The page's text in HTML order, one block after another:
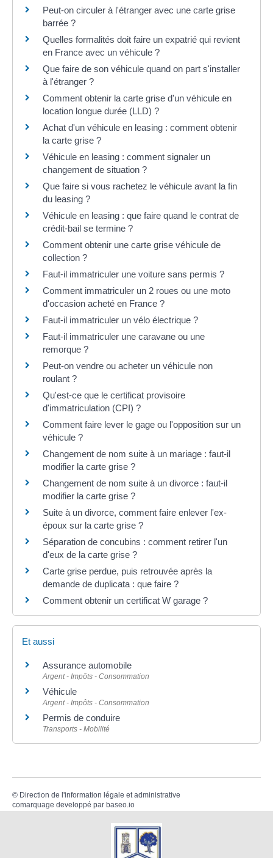
Peut-on circuler à l'étranger avec une carte grise
barrée ?
Quelles formalités doit faire un expatrié qui revient
en France avec un véhicule ?
Que faire de son véhicule quand on part s'installer
à l'étranger ?
Comment obtenir la carte grise d'un véhicule en
location longue durée (LLD) ?
Achat d'un véhicule en leasing : comment obtenir
la carte grise ?
Véhicule en leasing : comment signaler un
changement de situation ?
Que faire si vous rachetez le véhicule avant la fin
du leasing ?
Véhicule en leasing : que faire quand le contrat de
crédit-bail se termine ?
Comment obtenir une carte grise véhicule de
collection ?
Faut-il immatriculer une voiture sans permis ?
Comment immatriculer un 2 roues ou une moto
d'occasion acheté en France ?
Faut-il immatriculer un vélo électrique ?
Faut-il immatriculer une caravane ou une
remorque ?
Peut-on vendre ou acheter un véhicule non
roulant ?
Qu'est-ce que le certificat provisoire
d'immatriculation (CPI) ?
Comment faire lever le gage ou l'opposition sur un
véhicule ?
Changement de nom suite à un mariage : faut-il
modifier la carte grise ?
Changement de nom suite à un divorce : faut-il
modifier la carte grise ?
Suite à un divorce, comment faire enlever l'ex-
époux sur la carte grise ?
Séparation de concubins : comment retirer l'un
d'eux de la carte grise ?
Carte grise perdue, puis retrouvée après la
demande de duplicata : que faire ?
Comment obtenir un certificat W garage ?
Et aussi
Assurance automobile
Argent - Impôts - Consommation
Véhicule
Argent - Impôts - Consommation
Permis de conduire
Transports - Mobilité
© Direction de l'information légale et administrative
comarquage developpé par baseo.io